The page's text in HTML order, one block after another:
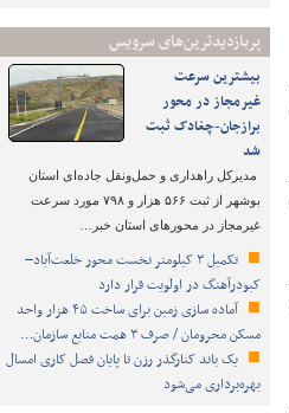
پربازدیدترین‌های سرویس
بیشترین سرعت
غیرمجاز در محور
برازجان-چغادک ثبت
شد
مدیرکل راهداری و حمل‌ونقل جاده‌ای استان
بوشهر از ثبت ۵۶۶ هزار و ۷۹۸ مورد سرعت
غیرمجاز در محورهای استان خبر…
تکمیل ۳ کیلومتر نخست محور خلعت‌آباد–
کبودرآهنگ در اولویت قرار دارد
آماده سازی زمین برای ساخت ۴۵ هزار واحد
مسکن محرومان / صرف ۳ همت منابع سازمان…
یک باند کنارگذر رزن تا پایان فصل کاری امسال
بهره‌برداری می‌شود